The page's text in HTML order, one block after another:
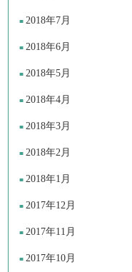
2018年7月
2018年6月
2018年5月
2018年4月
2018年3月
2018年2月
2018年1月
2017年12月
2017年11月
2017年10月